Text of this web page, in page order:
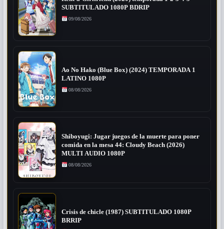
SUBTITULADO 1080P BDRIP
09/08/2026
Ao No Hako (Blue Box) (2024) TEMPORADA 1
LATINO 1080P
08/08/2026
Shiboyugi: Jugar juegos de la muerte para poner
comida en la mesa 44: Cloudy Beach (2026)
MULTI AUDIO 1080P
08/08/2026
Crisis de chicle (1987) SUBTITULADO 1080P
BRRIP